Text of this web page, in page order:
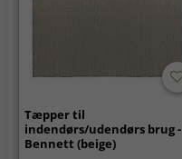
Tæpper til
indendørs/udendørs brug -
Bennett (beige)